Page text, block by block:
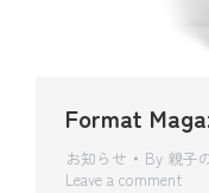
Format
お知らせ By 親子
Leave a comment